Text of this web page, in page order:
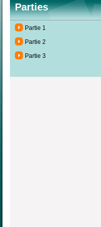
Parties
Partie 1
Partie 2
Partie 3